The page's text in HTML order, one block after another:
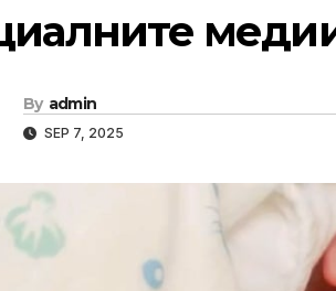
By admin
SEP 7, 2025